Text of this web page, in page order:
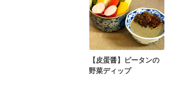
【皮蛋醤】ピータンの
野菜ディップ